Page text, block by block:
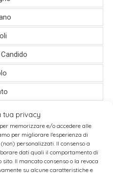
tua privacy
memorizzare e/o accedere alle
per migliorare l'esperienza di
personalizzati. Il consenso a
dati quali il comportamento di
Il mancato consenso o la revoca
su alcune caratteristiche e
in Italia